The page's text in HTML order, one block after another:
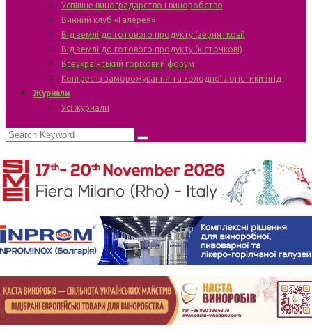
Успішне виноградарство і виноробство
Винний клуб «Галерея»
Від землі до готового продукту (зерняткові)
Від землі до готового продукту (кісточкові)
Всеукраїнський горіховий форум
Конгрес із заморожування та холодної логістики ягід
Журнали
Усі журнали